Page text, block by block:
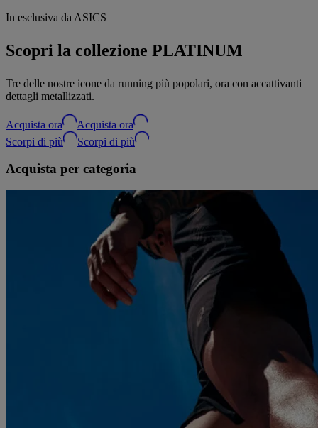
In esclusiva da ASICS
Scopri la collezione PLATINUM
Tre delle nostre icone da running più popolari, ora con accattivanti
dettagli metallizzati.
Acquista ora
Acquista ora
Scorpi di più
Scorpi di più
Acquista per categoria